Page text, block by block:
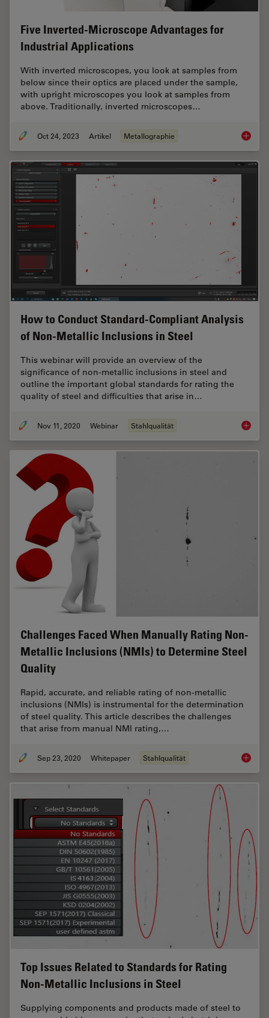
Five Inverted-Microscope Advantages for
Industrial Applications
With inverted microscopes, you look at samples from
below since their optics are placed under the sample,
with upright microscopes you look at samples from
above. Traditionally, inverted microscopes…
Oct 24, 2023 Artikel Metallographie Five
How to Conduct Standard-Compliant Analysis
of Non-Metallic Inclusions in Steel
This webinar will provide an overview of the
significance of non-metallic inclusions in steel and
outline the important global standards for rating the
quality of steel and difficulties that arise in…
Nov 11, 2020 Webinar Stahlqualität How to
Challenges Faced When Manually Rating Non-
Metallic Inclusions (NMIs) to Determine Steel
Quality
Rapid, accurate, and reliable rating of non-metallic
inclusions (NMIs) is instrumental for the determination
of steel quality. This article describes the challenges
that arise from manual NMI rating,…
Sep 23, 2020 Whitepaper Stahlqualität
Top Issues Related to Standards for Rating
Non-Metallic Inclusions in Steel
Supplying components and products made of steel to